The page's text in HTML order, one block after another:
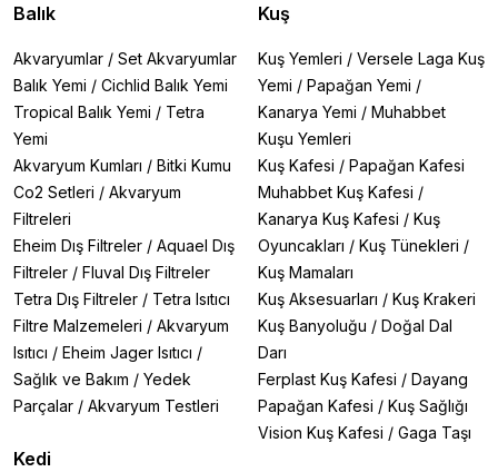
Balık
Akvaryumlar / Set Akvaryumlar
Balık Yemi / Cichlid Balık Yemi
Tropical Balık Yemi / Tetra
Yemi
Akvaryum Kumları / Bitki Kumu
Co2 Setleri / Akvaryum
Filtreleri
Eheim Dış Filtreler / Aquael Dış
Filtreler / Fluval Dış Filtreler
Tetra Dış Filtreler / Tetra Isıtıcı
Filtre Malzemeleri / Akvaryum
Isıtıcı / Eheim Jager Isıtıcı /
Sağlık ve Bakım / Yedek
Parçalar / Akvaryum Testleri
Kedi
Kuş
Kuş Yemleri / Versele Laga Kuş
Yemi / Papağan Yemi /
Kanarya Yemi / Muhabbet
Kuşu Yemleri
Kuş Kafesi / Papağan Kafesi
Muhabbet Kuş Kafesi /
Kanarya Kuş Kafesi / Kuş
Oyuncakları / Kuş Tünekleri /
Kuş Mamaları
Kuş Aksesuarları / Kuş Krakeri
Kuş Banyoluğu / Doğal Dal
Darı
Ferplast Kuş Kafesi / Dayang
Papağan Kafesi / Kuş Sağlığı
Vision Kuş Kafesi / Gaga Taşı